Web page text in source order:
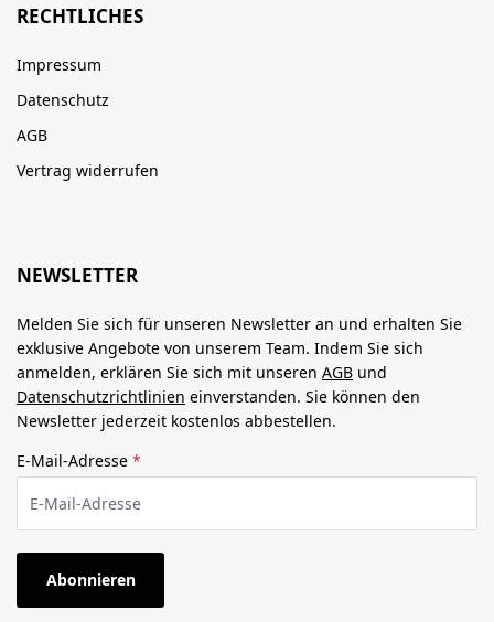
RECHTLICHES
Impressum
Datenschutz
AGB
Vertrag widerrufen
NEWSLETTER
Melden Sie sich für unseren Newsletter an und erhalten Sie
exklusive Angebote von unserem Team. Indem Sie sich
anmelden, erklären Sie sich mit unseren AGB und
Datenschutzrichtlinien einverstanden. Sie können den
Newsletter jederzeit kostenlos abbestellen.
E-Mail-Adresse *
Abonnieren